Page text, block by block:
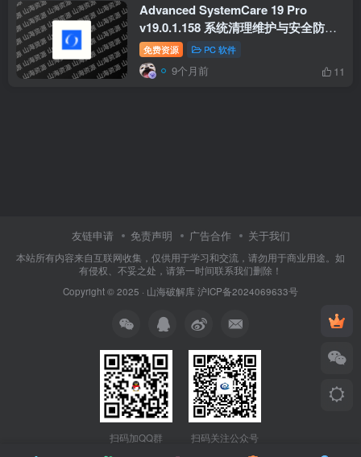
Advanced SystemCare 19 Pro
v19.0.1.158 系统清理维护与安全防护
软件
免费资源 PC 软件
9个月前 11
友链申请 免责声明 广告合作 关于我们
本站所有内容来自互联网收集，仅供用于学习和交流，请勿用于商业用途。如
有侵权、不妥之处，请第一时间联系我们删除！
Copyright © 2025 · 山海破解库沪ICP备2024069633号
扫码加QQ群 扫码关注公众号